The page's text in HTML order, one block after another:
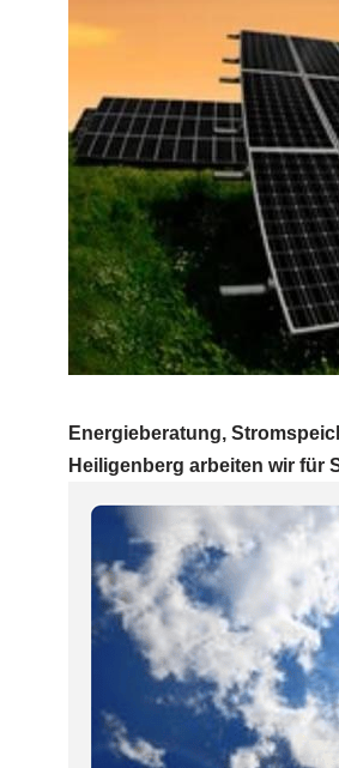
Energieberatung,
Heiligenberg arbeiten wir für